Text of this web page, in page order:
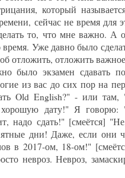
который
сейчас не время для
то, что мне важно. А
Уже давно было
отложить, отложить
было экзамен сдавать
из вас до сих пор на
Old English?" - или там,
хорошую дату!" Я
надо сдать!" [смеётся]
дни! Даже, если они
в 2017-ом, 18-ом!"
невроз. Невроз,